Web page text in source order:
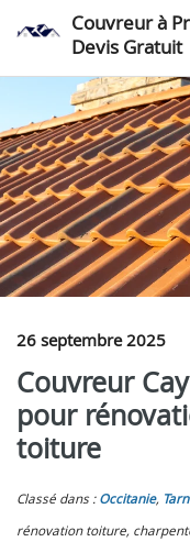
Couvreur à
Devis Gratuit
26 septembre 2025
Couvreur
pour
toiture
Classé dans : Occitanie,
rénovation toiture,